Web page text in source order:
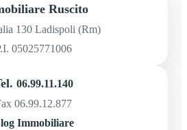
Ruscito
130 Ladispoli (Rm)
05025771006
06.99.11.140
06.99.12.877
Immobiliare